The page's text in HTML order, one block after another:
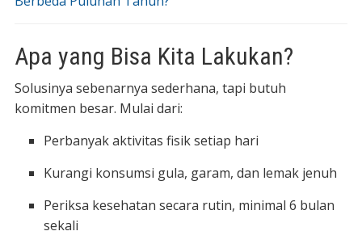
Apa yang Bisa Kita Lakukan?
Solusinya sebenarnya sederhana, tapi butuh
komitmen besar. Mulai dari:
Perbanyak aktivitas fisik setiap hari
Kurangi konsumsi gula, garam, dan lemak jenuh
Periksa kesehatan secara rutin, minimal 6 bulan
sekali